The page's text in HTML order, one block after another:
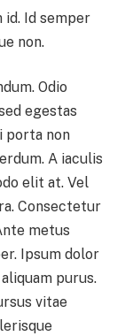
Id semper
non.
Odio
egestas
porta non
A iaculis
elit at. Vel
Consectetur
metus
Ipsum dolor
purus.
vitae